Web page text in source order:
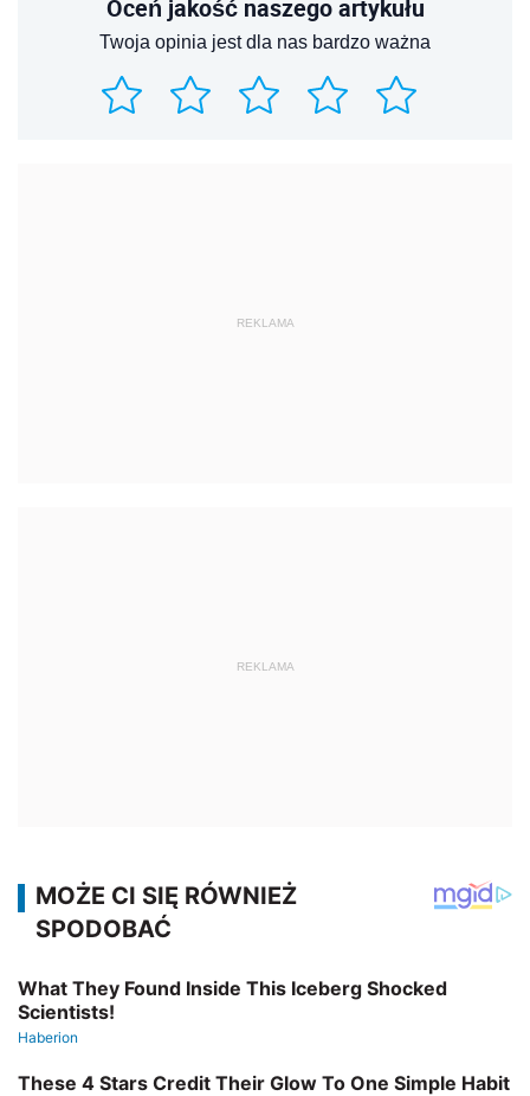
Oceń jakość naszego artykułu
Twoja opinia jest dla nas bardzo ważna
REKLAMA
REKLAMA